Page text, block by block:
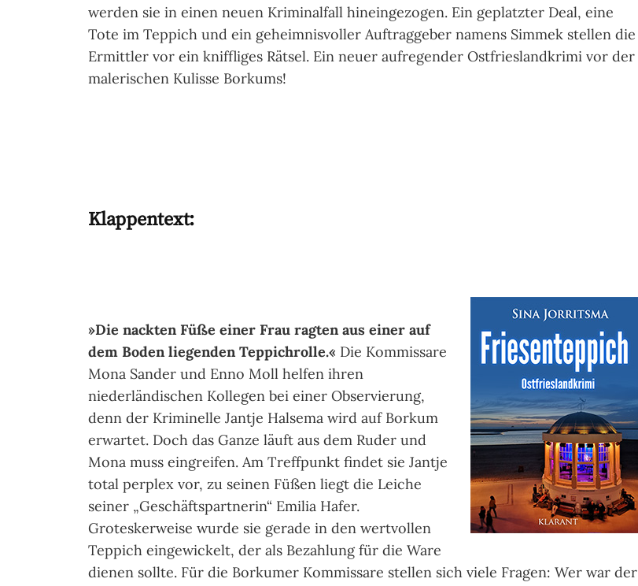
werden sie in einen neuen Kriminalfall hineingezogen. Ein geplatzter Deal, eine
Tote im Teppich und ein geheimnisvoller Auftraggeber namens Simmek stellen die
Ermittler vor ein kniffliges Rätsel. Ein neuer aufregender Ostfrieslandkrimi vor der
malerischen Kulisse Borkums!
Klappentext:
»Die nackten Füße einer Frau ragten aus einer auf
dem Boden liegenden Teppichrolle.« Die Kommissare
Mona Sander und Enno Moll helfen ihren
niederländischen Kollegen bei einer Observierung,
denn der Kriminelle Jantje Halsema wird auf Borkum
erwartet. Doch das Ganze läuft aus dem Ruder und
Mona muss eingreifen. Am Treffpunkt findet sie Jantje
total perplex vor, zu seinen Füßen liegt die Leiche
seiner „Geschäftspartnerin“ Emilia Hafer.
Groteskerweise wurde sie gerade in den wertvollen
Teppich eingewickelt, der als Bezahlung für die Ware
dienen sollte. Für die Borkumer Kommissare stellen sich viele Fragen: Wer war der